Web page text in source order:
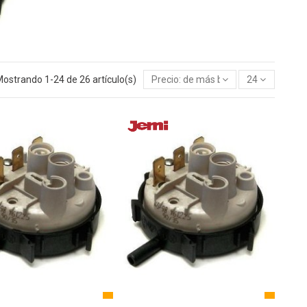
1-24 de 26 artículo(s) Precio: de más bajo a más alto
24